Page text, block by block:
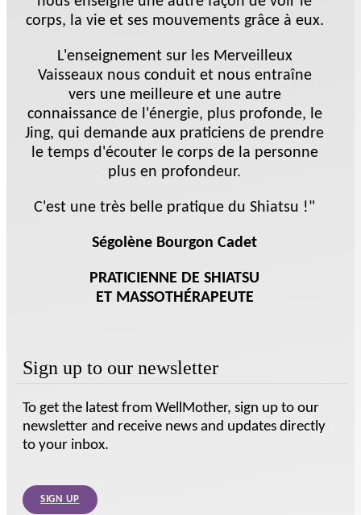
corps, la vie et ses mouvements grâce à eux.
L'enseignement sur les Merveilleux
Vaisseaux nous conduit et nous entraîne
vers une meilleure et une autre
connaissance de l'énergie, plus profonde, le
Jing, qui demande aux praticiens de prendre
le temps d'écouter le corps de la personne
plus en profondeur.
C'est une très belle pratique du Shiatsu !"
Ségolène Bourgon Cadet
PRATICIENNE DE SHIATSU
ET MASSOTHÉRAPEUTE
Sign up to our newsletter
To get the latest from WellMother, sign up to our
newsletter and receive news and updates directly
to your inbox.
SIGN UP